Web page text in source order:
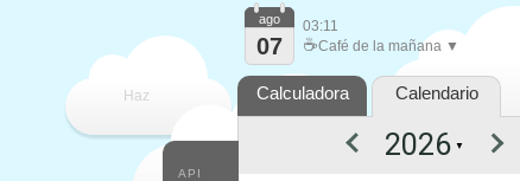
Haz
API
ago
07
03:11
☕Café de la mañana ▼
Calculadora Calendario
▼